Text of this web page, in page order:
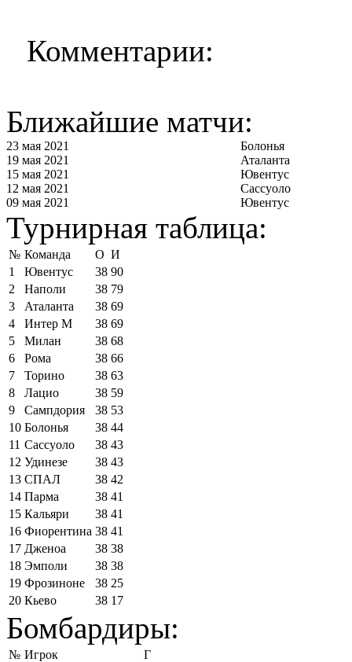
Комментарии:
Ближайшие матчи:
23 мая 2021
Болонья
19 мая 2021
Аталанта
15 мая 2021
Ювентус
12 мая 2021
Сассуоло
09 мая 2021
Ювентус
Турнирная таблица:
№ Команда О И
1
Ювентус 38 90
2
Наполи 38 79
3
Аталанта 38 69
4
Интер М 38 69
5
Милан 38 68
6
Рома 38 66
7
Торино 38 63
8
Лацио 38 59
9
Сампдория 38 53
10 Болонья 38 44
11 Сассуоло 38 43
12 Удинезе 38 43
13 СПАЛ 38 42
14 Парма 38 41
15 Кальяри 38 41
16 Фиорентина 38 41
17 Дженоа 38 38
18 Эмполи 38 38
19 Фрозиноне 38 25
20 Кьево 38 17
Бомбардиры:
№ Игрок
Г